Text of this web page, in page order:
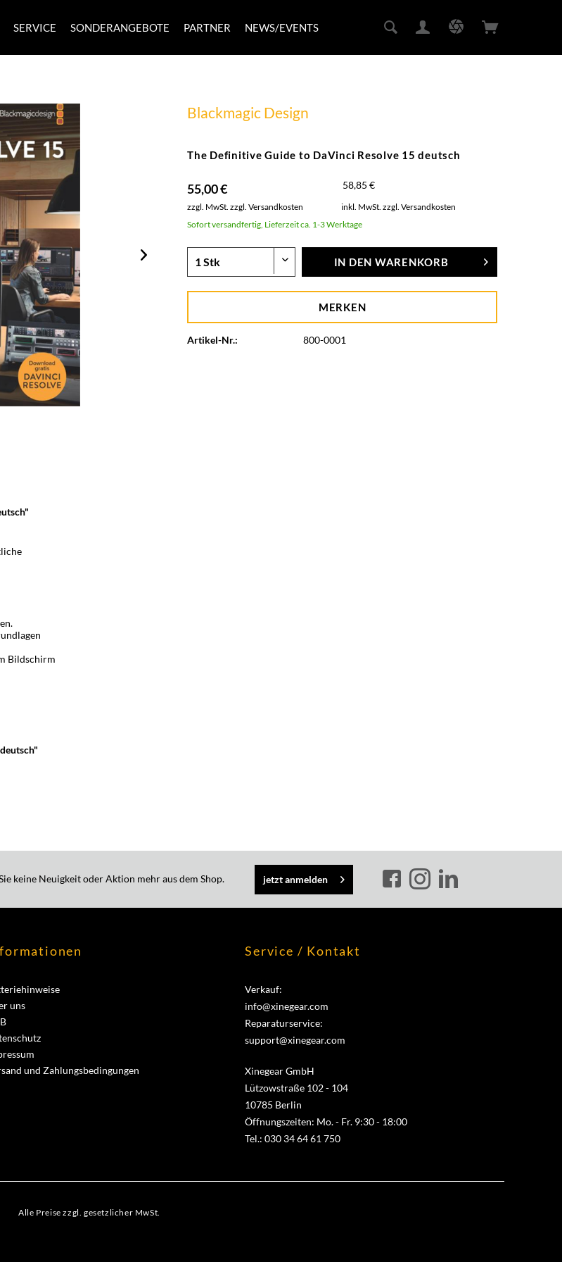
SERVICE SONDERANGEBOTE PARTNER NEWS/EVENTS
Blackmagic Design
The Definitive Guide to DaVinci Resolve 15 deutsch
55,00 € 58,85 €
zzgl. MwSt.zzgl. Versandkosten inkl. MwSt.zzgl. Versandkosten
Sofort versandfertig, Lieferzeit ca. 1-3 Werktage
IN DEN WARENKORB
MERKEN
Artikel-Nr.: 800-0001
Bildschirm
keine Neuigkeit oder Aktion mehr aus dem Shop. jetzt anmelden
uns
und Zahlungsbedingungen
Service / Kontakt
Verkauf:
info@xinegear.com
Reparaturservice:
support@xinegear.com
Xinegear GmbH
Lützowstraße 102 - 104
10785 Berlin
Öffnungszeiten: Mo. - Fr. 9:30 - 18:00
Tel.: 030 34 64 61 750
Alle Preise zzgl. gesetzlicher MwSt.